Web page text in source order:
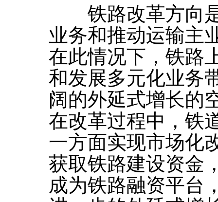
铁路改革方向是
业务和推动运输主
在此情况下，铁路
和发展多元化业务
阔的外延式增长的
在改革过程中，铁
一方面实现市场化
获取铁路建设资金
成为铁路融资平台